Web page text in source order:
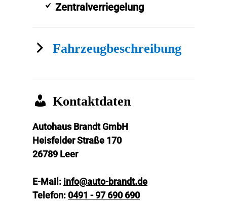
Zentralverriegelung
Fahrzeugbeschreibung
Kontaktdaten
Autohaus Brandt GmbH
Heisfelder Straße 170
26789 Leer
E-Mail: info@auto-brandt.de
Telefon: 0491 - 97 690 690